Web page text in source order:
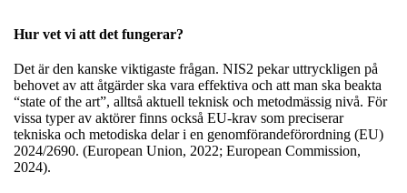
Hur vet vi att det fungerar?
Det är den kanske viktigaste frågan. NIS2 pekar uttryckligen på
behovet av att åtgärder ska vara effektiva och att man ska beakta
“state of the art”, alltså aktuell teknisk och metodmässig nivå. För
vissa typer av aktörer finns också EU-krav som preciserar
tekniska och metodiska delar i en genomförandeförordning (EU)
2024/2690. (European Union, 2022; European Commission,
2024).